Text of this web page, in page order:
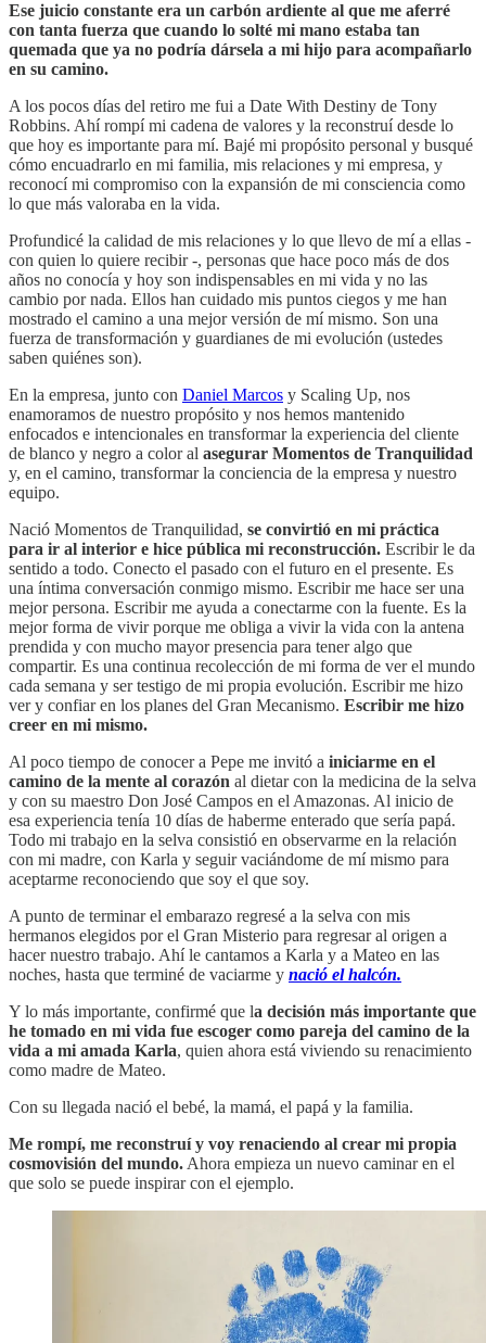
Ese juicio constante era un carbón ardiente al que me aferré
con tanta fuerza que cuando lo solté mi mano estaba tan
quemada que ya no podría dársela a mi hijo para acompañarlo
en su camino.
A los pocos días del retiro me fui a Date With Destiny de Tony
Robbins. Ahí rompí mi cadena de valores y la reconstruí desde lo
que hoy es importante para mí. Bajé mi propósito personal y busqué
cómo encuadrarlo en mi familia, mis relaciones y mi empresa, y
reconocí mi compromiso con la expansión de mi consciencia como
lo que más valoraba en la vida.
Profundicé la calidad de mis relaciones y lo que llevo de mí a ellas -
con quien lo quiere recibir -, personas que hace poco más de dos
años no conocía y hoy son indispensables en mi vida y no las
cambio por nada. Ellos han cuidado mis puntos ciegos y me han
mostrado el camino a una mejor versión de mí mismo. Son una
fuerza de transformación y guardianes de mi evolución (ustedes
saben quiénes son).
En la empresa, junto con Daniel Marcos y Scaling Up, nos
enamoramos de nuestro propósito y nos hemos mantenido
enfocados e intencionales en transformar la experiencia del cliente
de blanco y negro a color al asegurar Momentos de Tranquilidad
y, en el camino, transformar la conciencia de la empresa y nuestro
equipo.
Nació Momentos de Tranquilidad, se convirtió en mi práctica
para ir al interior e hice pública mi reconstrucción. Escribir le da
sentido a todo. Conecto el pasado con el futuro en el presente. Es
una íntima conversación conmigo mismo. Escribir me hace ser una
mejor persona. Escribir me ayuda a conectarme con la fuente. Es la
mejor forma de vivir porque me obliga a vivir la vida con la antena
prendida y con mucho mayor presencia para tener algo que
compartir. Es una continua recolección de mi forma de ver el mundo
cada semana y ser testigo de mi propia evolución. Escribir me hizo
ver y confiar en los planes del Gran Mecanismo. Escribir me hizo
creer en mi mismo.
Al poco tiempo de conocer a Pepe me invitó a iniciarme en el
camino de la mente al corazón al dietar con la medicina de la selva
y con su maestro Don José Campos en el Amazonas. Al inicio de
esa experiencia tenía 10 días de haberme enterado que sería papá.
Todo mi trabajo en la selva consistió en observarme en la relación
con mi madre, con Karla y seguir vaciándome de mí mismo para
aceptarme reconociendo que soy el que soy.
A punto de terminar el embarazo regresé a la selva con mis
hermanos elegidos por el Gran Misterio para regresar al origen a
hacer nuestro trabajo. Ahí le cantamos a Karla y a Mateo en las
noches, hasta que terminé de vaciarme y nació el halcón.
Y lo más importante, confirmé que la decisión más importante que
he tomado en mi vida fue escoger como pareja del camino de la
vida a mi amada Karla, quien ahora está viviendo su renacimiento
como madre de Mateo.
Con su llegada nació el bebé, la mamá, el papá y la familia.
Me rompí, me reconstruí y voy renaciendo al crear mi propia
cosmovisión del mundo. Ahora empieza un nuevo caminar en el
que solo se puede inspirar con el ejemplo.